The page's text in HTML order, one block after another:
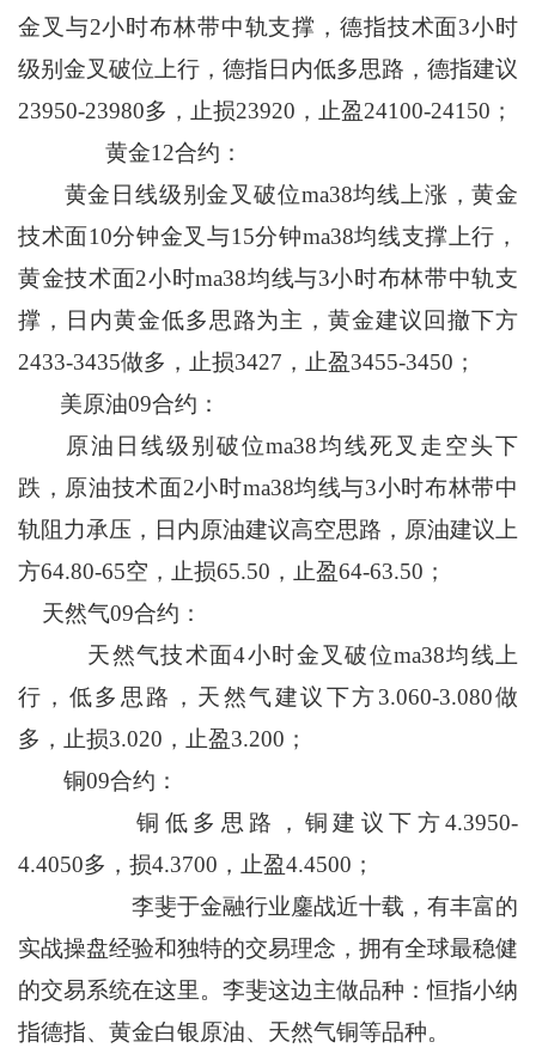
金叉与2小时布林带中轨支撑，德指技术面3小时
级别金叉破位上行，德指日内低多思路，德指建议
23950-23980多，止损23920，止盈24100-24150；
黄金12合约：
黄金日线级别金叉破位ma38均线上涨，黄金
技术面10分钟金叉与15分钟ma38均线支撑上行，
黄金技术面2小时ma38均线与3小时布林带中轨支
撑，日内黄金低多思路为主，黄金建议回撤下方
2433-3435做多，止损3427，止盈3455-3450；
美原油09合约：
原油日线级别破位ma38均线死叉走空头下
跌，原油技术面2小时ma38均线与3小时布林带中
轨阻力承压，日内原油建议高空思路，原油建议上
方64.80-65空，止损65.50，止盈64-63.50；
天然气09合约：
天然气技术面4小时金叉破位ma38均线上
行，低多思路，天然气建议下方3.060-3.080做
多，止损3.020，止盈3.200；
铜09合约：
铜低多思路，铜建议下方4.3950-
4.4050多，损4.3700，止盈4.4500；
李斐于金融行业鏖战近十载，有丰富的
实战操盘经验和独特的交易理念，拥有全球最稳健
的交易系统在这里。李斐这边主做品种：恒指小纳
指德指、黄金白银原油、天然气铜等品种。